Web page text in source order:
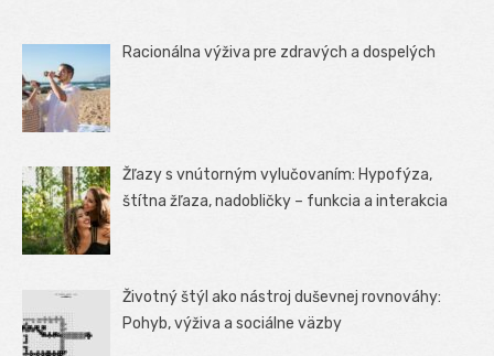
Racionálna výživa pre zdravých a dospelých
Žľazy s vnútorným vylučovaním: Hypofýza,
štítna žľaza, nadobličky – funkcia a interakcia
Životný štýl ako nástroj duševnej rovnováhy:
Pohyb, výživa a sociálne väzby